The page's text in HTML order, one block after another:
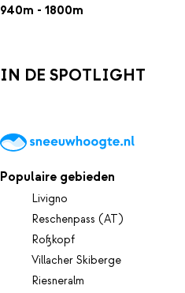
940m - 1800m
IN DE SPOTLIGHT
Populaire gebieden
Livigno
Reschenpass (AT)
Roßkopf
Villacher Skiberge
Riesneralm